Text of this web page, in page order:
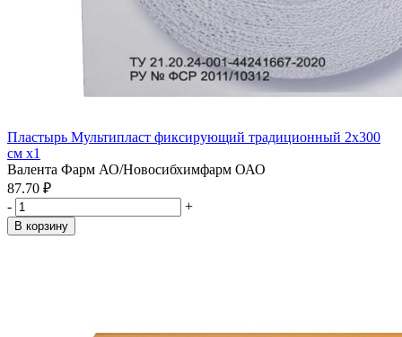
Пластырь Мультипласт фиксирующий традиционный 2х300
см x1
Валента Фарм АО/Новосибхимфарм ОАО
87.70 ₽
-
+
В корзину